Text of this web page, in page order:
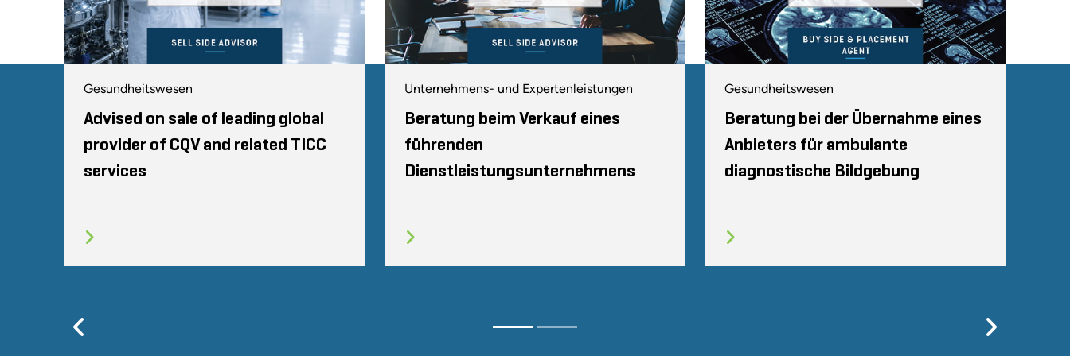
Gesundheitswesen
Advised on sale of leading global
provider of CQV and related TICC
services
Unternehmens- und Expertenleistungen
Beratung beim Verkauf eines
führenden
Dienstleistungsunternehmens
Gesundheitswesen
Beratung bei der Übernahme eines
Anbieters für ambulante
diagnostische Bildgebung